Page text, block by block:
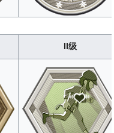
9<br>数据仅供参考，如有错误
：消耗咒像守护麻痹监
经WIKI编辑组测试，单
8<br>数据仅供参考，如有错误
90 270 540
灵活奔袭：乘骑状态下牵制监
（秒）经WIKI编辑组测试，单
90<br>数据仅供参考，如有错误
960 2880 5760
II级